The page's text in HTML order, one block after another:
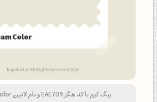
رنگ کرم با کد هگز EAE7D9 و نام لاتین Cream Color